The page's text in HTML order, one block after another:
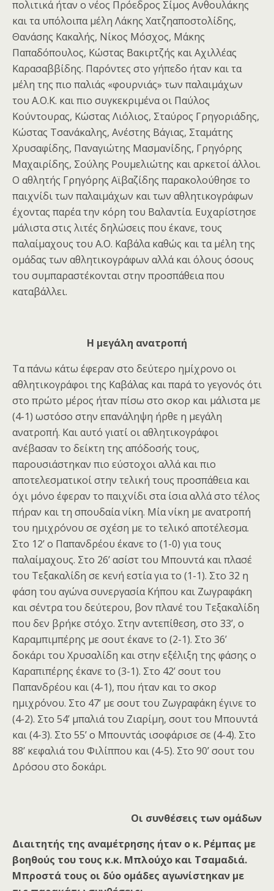
πολιτικά ήταν ο νέος Πρόεδρος Σίμος Ανθουλάκης
και τα υπόλοιπα μέλη Λάκης Χατζηαποστολίδης,
Θανάσης Κακαλής, Νίκος Μόσχος, Μάκης
Παπαδόπουλος, Κώστας Βακιρτζής και Αχιλλέας
Καρασαββίδης. Παρόντες στο γήπεδο ήταν και τα
μέλη της πιο παλιάς «φουρνιάς» των παλαιμάχων
του Α.Ο.Κ. και πιο συγκεκριμένα οι Παύλος
Κούντουρας, Κώστας Λιόλιος, Σταύρος Γρηγοριάδης,
Κώστας Τσανάκαλης, Ανέστης Βάγιας, Σταμάτης
Χρυσαφίδης, Παναγιώτης Μασμανίδης, Γρηγόρης
Μαχαιρίδης, Σούλης Ρουμελιώτης και αρκετοί άλλοι.
Ο αθλητής Γρηγόρης Αϊβαζίδης παρακολούθησε το
παιχνίδι των παλαιμάχων και των αθλητικογράφων
έχοντας παρέα την κόρη του Βαλαντία. Ευχαρίστησε
μάλιστα στις λιτές δηλώσεις που έκανε, τους
παλαίμαχους του Α.Ο. Καβάλα καθώς και τα μέλη της
ομάδας των αθλητικογράφων αλλά και όλους όσους
του συμπαραστέκονται στην προσπάθεια που
καταβάλλει.
Η μεγάλη ανατροπή
Τα πάνω κάτω έφεραν στο δεύτερο ημίχρονο οι
αθλητικογράφοι της Καβάλας και παρά το γεγονός ότι
στο πρώτο μέρος ήταν πίσω στο σκορ και μάλιστα με
(4-1) ωστόσο στην επανάληψη ήρθε η μεγάλη
ανατροπή. Και αυτό γιατί οι αθλητικογράφοι
ανέβασαν το δείκτη της απόδοσής τους,
παρουσιάστηκαν πιο εύστοχοι αλλά και πιο
αποτελεσματικοί στην τελική τους προσπάθεια και
όχι μόνο έφεραν το παιχνίδι στα ίσια αλλά στο τέλος
πήραν και τη σπουδαία νίκη. Μία νίκη με ανατροπή
του ημιχρόνου σε σχέση με το τελικό αποτέλεσμα.
Στο 12’ ο Παπανδρέου έκανε το (1-0) για τους
παλαίμαχους. Στο 26’ ασίστ του Μπουντά και πλασέ
του Τεξακαλίδη σε κενή εστία για το (1-1). Στο 32 η
φάση του αγώνα συνεργασία Κήπου και Ζωγραφάκη
και σέντρα του δεύτερου, βον πλανέ του Τεξακαλίδη
που δεν βρήκε στόχο. Στην αντεπίθεση, στο 33’, ο
Καραμπιμπέρης με σουτ έκανε το (2-1). Στο 36’
δοκάρι του Χρυσαλίδη και στην εξέλιξη της φάσης ο
Καραπιπέρης έκανε το (3-1). Στο 42’ σουτ του
Παπανδρέου και (4-1), που ήταν και το σκορ
ημιχρόνου. Στο 47’ με σουτ του Ζωγραφάκη έγινε το
(4-2). Στο 54’ μπαλιά του Ζιαρίμη, σουτ του Μπουντά
και (4-3). Στο 55’ ο Μπουντάς ισοφάρισε σε (4-4). Στο
88’ κεφαλιά του Φιλίππου και (4-5). Στο 90’ σουτ του
Δρόσου στο δοκάρι.
Οι συνθέσεις των ομάδων
Διαιτητής της αναμέτρησης ήταν ο κ. Ρέμπας με
βοηθούς του τους κ.κ. Μπλούχο και Τσαμαδιά.
Μπροστά τους οι δύο ομάδες αγωνίστηκαν με